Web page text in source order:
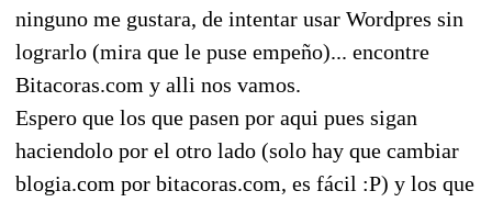
ninguno me gustara, de intentar usar Wordpres sin
lograrlo (mira que le puse empeño)... encontre
Bitacoras.com y alli nos vamos.
Espero que los que pasen por aqui pues sigan
haciendolo por el otro lado (solo hay que cambiar
blogia.com por bitacoras.com, es fácil :P) y los que